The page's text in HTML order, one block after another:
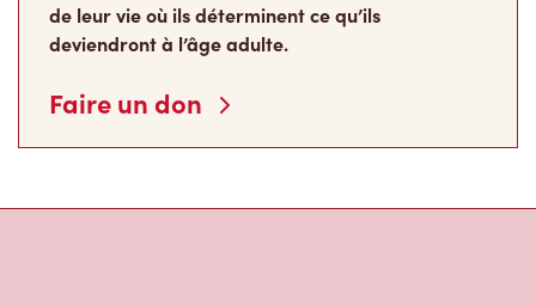
de leur vie où ils déterminent ce qu’ils
deviendront à l’âge adulte.
Faire un don